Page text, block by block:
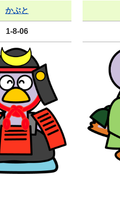
かぶと
1-8-06